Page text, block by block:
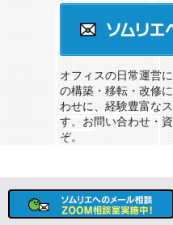
オフィスの日常運営
の構築・移転・改修
わせに、経験豊富な
す。お問い合わせ・
ぞ。